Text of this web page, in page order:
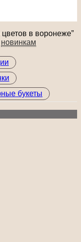
в воронеже”
новинкам
букеты